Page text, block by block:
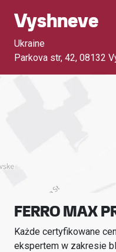
Vyshneve
Ukraine
Parkova str, 42, 08132
FERRO MAX
Każde certyfikowane
ekspertem w zakresie